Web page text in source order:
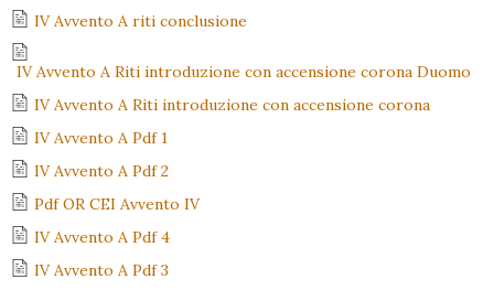
IV Avvento A riti conclusione
IV Avvento A Riti introduzione con accensione corona Duomo
IV Avvento A Riti introduzione con accensione corona
IV Avvento A Pdf 1
IV Avvento A Pdf 2
Pdf OR CEI Avvento IV
IV Avvento A Pdf 4
IV Avvento A Pdf 3